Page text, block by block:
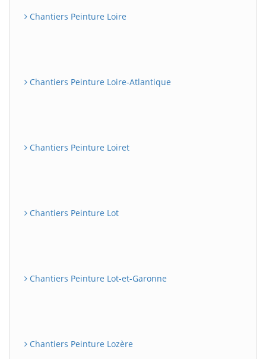
Chantiers Peinture Loire
Chantiers Peinture Loire-Atlantique
Chantiers Peinture Loiret
Chantiers Peinture Lot
Chantiers Peinture Lot-et-Garonne
Chantiers Peinture Lozère